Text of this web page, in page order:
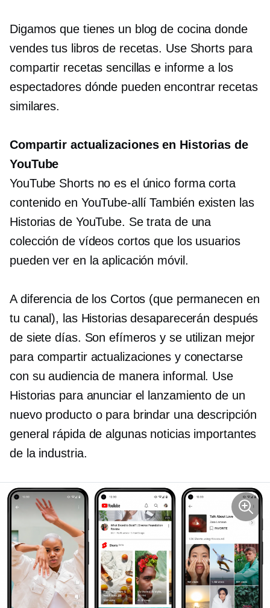
Digamos que tienes un blog de cocina donde
vendes tus libros de recetas. Use Shorts para
compartir recetas sencillas e informe a los
espectadores dónde pueden encontrar recetas
similares.
Compartir actualizaciones en Historias de
YouTube
YouTube Shorts no es el único forma corta
contenido en YouTube-allíTambién existen las
Historias de YouTube. Se trata de una
colección de vídeos cortos que los usuarios
pueden ver en la aplicación móvil.
A diferencia de los Cortos (que permanecen en
tu canal), las Historias desaparecerán después
de siete días. Son efímeros y se utilizan mejor
para compartir actualizaciones y conectarse
con su audiencia de manera informal. Use
Historias para anunciar el lanzamiento de un
nuevo producto o para brindar una descripción
general rápida de algunas noticias importantes
de la industria.